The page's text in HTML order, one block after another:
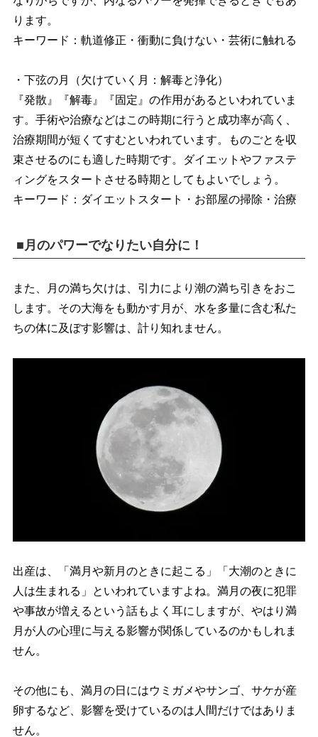
ります。
キーワード：軌道修正・衝動に負けない・芸術に触れる
・下弦の月（欠けていく月：解毒と浄化）
『発散』『解毒』『固定』の作用があるといわれていま
す。手術や治療などはこの時期に行うと成功率が高く、
治療期間が短くてすむといわれています。ものごとを収
束させるのにも適した時期です。ダイエットやファステ
ィングをスタートさせる時期としてもよいでしょう。
キーワード：ダイエットスタート・お部屋の掃除・治療
■月のパワーでなりたい自分に！
また、月の満ち欠けは、引力により潮の満ち引きをおこ
します。その大海をも動かす月が、水を多量に含む私た
ちの体に及ぼす影響は、計り知れません。
出産は、「満月や新月のときに起こる」「大潮のときに
人は生まれる」といわれていますよね。満月の夜に犯罪
事故が増えるという話もよく耳にしますが、やはり満
月が人の心理に与える影響が関係しているのかもしれま
せん。
その他にも、満月の日にはウミガメやサンゴ、サケが産
卵するなど、影響を受けているのは人間だけではありま
せん。